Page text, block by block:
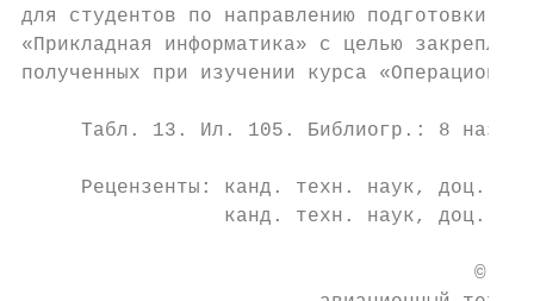
для студентов по направлению подготовки
«Прикладная информатика» с целью
полученных при изучении курса
     Табл. 13. Ил. 105. Библиогр.: 8 назв.
Рецензенты: канд. техн. наук, доц. Я.
канд. техн. наук, доц. С.
©